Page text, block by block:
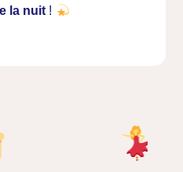
la nuit !